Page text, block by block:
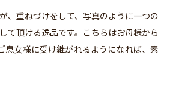
、重ねづけをして、写真のように一つの
て頂ける逸品です。こちらはお母様から
女様に受け継がれるようになれば、素